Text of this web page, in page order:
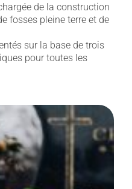
de la construction
fosses pleine terre et de
sur la base de trois
pour toutes les